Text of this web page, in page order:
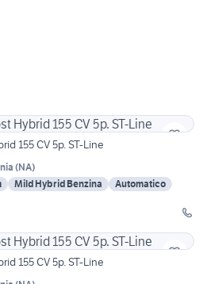
155 CV 5p. ST-Line
(NA)
Mild Hybrid Benzina
Automatico
155 CV 5p. ST-Line